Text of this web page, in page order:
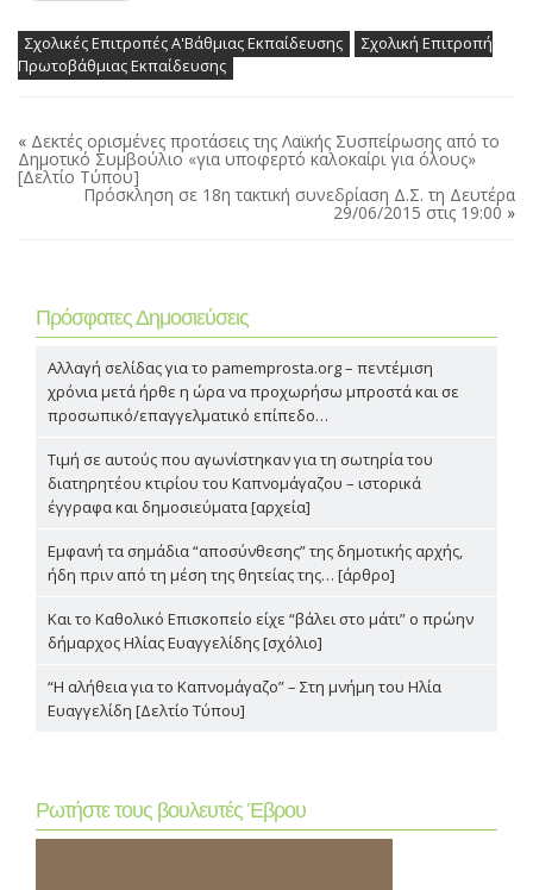
Σχολικές Επιτροπές Α'Βάθμιας Εκπαίδευσης
Σχολική Επιτροπή
Πρωτοβάθμιας Εκπαίδευσης
« Δεκτές ορισμένες προτάσεις της Λαϊκής Συσπείρωσης από το
Δημοτικό Συμβούλιο «για υποφερτό καλοκαίρι για όλους»
[Δελτίο Τύπου]
Πρόσκληση σε 18η τακτική συνεδρίαση Δ.Σ. τη Δευτέρα
29/06/2015 στις 19:00 »
Πρόσφατες Δημοσιεύσεις
Αλλαγή σελίδας για το pamemprosta.org – πεντέμιση
χρόνια μετά ήρθε η ώρα να προχωρήσω μπροστά και σε
προσωπικό/επαγγελματικό επίπεδο…
Τιμή σε αυτούς που αγωνίστηκαν για τη σωτηρία του
διατηρητέου κτιρίου του Καπνομάγαζου – ιστορικά
έγγραφα και δημοσιεύματα [αρχεία]
Εμφανή τα σημάδια “αποσύνθεσης” της δημοτικής αρχής,
ήδη πριν από τη μέση της θητείας της… [άρθρο]
Και το Καθολικό Επισκοπείο είχε “βάλει στο μάτι” ο πρώην
δήμαρχος Ηλίας Ευαγγελίδης [σχόλιο]
“Η αλήθεια για το Καπνομάγαζο” – Στη μνήμη του Ηλία
Ευαγγελίδη [Δελτίο Τύπου]
Ρωτήστε τους βουλευτές Έβρου